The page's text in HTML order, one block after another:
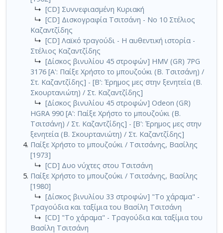
↳ [CD] Συννεφιασμένη Κυριακή
↳ [CD] Δισκογραφία Τσιτσάνη - Νο 10 Στέλιος
Καζαντζίδης
↳ [CD] Λαϊκό τραγούδι - Η αυθεντική ιστορία -
Στέλιος Καζαντζίδης
↳ [Δίσκος βινυλίου 45 στροφών] HMV (GR) 7PG
3176 [Α': Παίξε Χρήστο το μπουζούκι (Β. Τσιτσάνη) /
Στ. Καζαντζίδης] - [Β': Έρημος μες στην ξενητεία (Β.
Σκουρτανιώτη) / Στ. Καζαντζίδης]
↳ [Δίσκος βινυλίου 45 στροφών] Odeon (GR)
HGRA 990 [Α': Παίξε Χρήστο το μπουζούκι (Β.
Τσιτσάνη) / Στ. Καζαντζίδης] - [Β': Έρημος μες στην
ξενητεία (Β. Σκουρτανιώτη) / Στ. Καζαντζίδης]
Παίξε Χρήστο το μπουζούκι / Τσιτσάνης, Βασίλης
[1973]
↳ [CD] Δυο νύχτες στου Τσιτσάνη
Παίξε Χρήστο το μπουζούκι / Τσιτσάνης, Βασίλης
[1980]
↳ [Δίσκος βινυλίου 33 στροφών] "Το χάραμα" -
Τραγούδια και ταξίμια του Βασίλη Τσιτσάνη
↳ [CD] "Το χάραμα" - Τραγούδια και ταξίμια του
Βασίλη Τσιτσάνη